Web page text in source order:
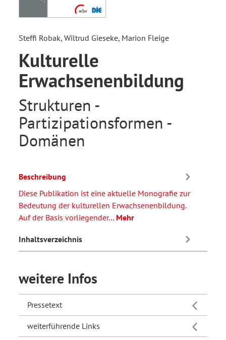
Steffi Robak, Wiltrud Gieseke, Marion Fleige
Kulturelle
Erwachsenenbildung
Strukturen -
Partizipationsformen -
Domänen
Beschreibung
Diese Publikation ist eine aktuelle Monografie zur
Bedeutung der kulturellen Erwachsenenbildung.
Auf der Basis vorliegender… Mehr
Inhaltsverzeichnis
weitere Infos
Pressetext
weiterführende Links